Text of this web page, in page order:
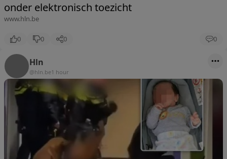
onder elektronisch toezicht
www.hln.be
0 0 0 0
Hln
@hln.be1 hour